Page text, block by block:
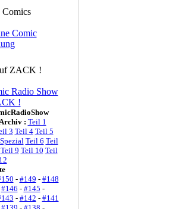
ZACK !
: Teil 1
3 Teil 4 Teil 5
Teil 6 Teil
Teil 9 Teil 10 Teil
- #149 - #148
#146 - #145 -
- #142 - #141